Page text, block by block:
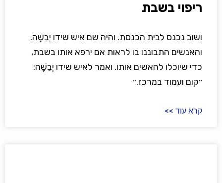
ריפוי בשבת
ושוב נכנס לבית הכנסת. והיה שם איש שידו יְבֵשָׁה.
והאנשים התבוננו בו לראות אם ירפא אותו בשבת,
כדי שיוכלו להאשים אותו. ואמר לאיש שידו יְבֵשָׁה:
״קום ועמוד במרכז.״
קרא עוד >>